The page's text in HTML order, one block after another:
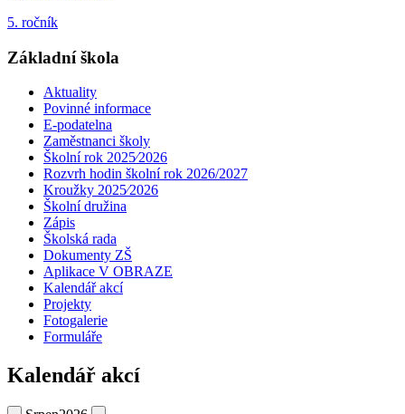
5. ročník
Základní škola
Aktuality
Povinné informace
E-podatelna
Zaměstnanci školy
Školní rok 2025⁄2026
Rozvrh hodin školní rok 2026/2027
Kroužky 2025⁄2026
Školní družina
Zápis
Školská rada
Dokumenty ZŠ
Aplikace V OBRAZE
Kalendář akcí
Projekty
Fotogalerie
Formuláře
Kalendář akcí